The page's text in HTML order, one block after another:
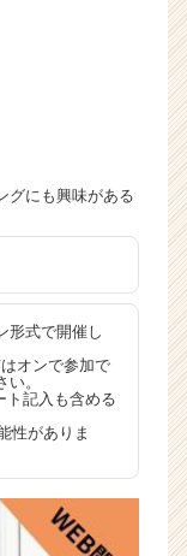
グにも興味がある
形式で開催し
オンで参加で
。
記入も含める
性がありま